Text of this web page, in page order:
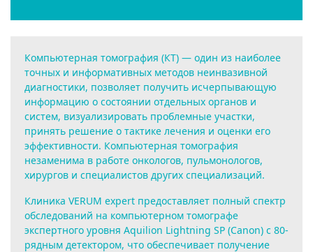
Компьютерная томография (КТ) — один из наиболее
точных и информативных методов неинвазивной
диагностики, позволяет получить исчерпывающую
информацию о состоянии отдельных органов и
систем, визуализировать проблемные участки,
принять решение о тактике лечения и оценки его
эффективности. Компьютерная томография
незаменима в работе онкологов, пульмонологов,
хирургов и специалистов других специализаций.
Клиника VERUM expert предоставляет полный спектр
обследований на компьютерном томографе
экспертного уровня Aquilion Lightning SP (Canon) с 80-
рядным детектором, что обеспечивает получение